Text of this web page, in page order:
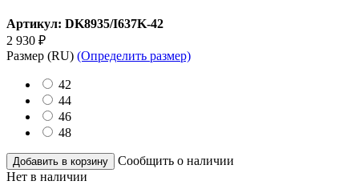
Артикул: DK8935/I637K-42
2 930 ₽
Размер (RU) (Определить размер)
42
44
46
48
Добавить в корзину
Сообщить о наличии
Нет в наличии